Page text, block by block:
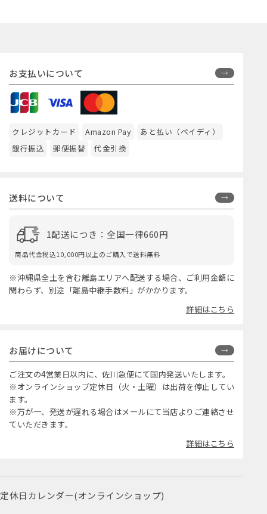
お支払いについて
クレジットカード Amazon Pay
あと払い（ペイディ）
銀行振込
郵便振替 代金引換
送料について
1配送につき：全国一律660円
商品代金税込10,000円以上のご購入で送料無料
※沖縄県全土を含む離島エリアへ配送する場合、ご利用金額に
関わらず、別途「離島中継手数料」がかかります。
詳細はこちら
お届けについて
ご注文の4営業日以内に、佐川急便にて国内発送いたします。
※オンラインショップ定休日（火・土曜）は出荷を停止してい
ます。
※万が一、発送が遅れる場合はメールにて当店よりご連絡させ
ていただきます。
詳細はこちら
定休日カレンダー(オンラインショップ)